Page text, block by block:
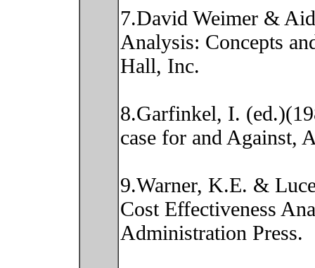
7.David Weimer &
Analysis: Concepts
Hall, Inc.
8.Garfinkel, I.
case for and Against,
9.Warner, K.E. &
Cost Effectiveness
Administration Press.